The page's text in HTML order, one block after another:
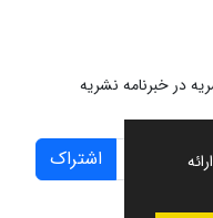
در خبرنامه نشریه
اشتراک